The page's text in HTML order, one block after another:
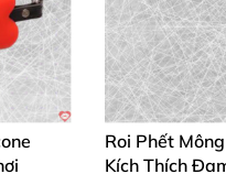
Roi Phết
Kích Thích